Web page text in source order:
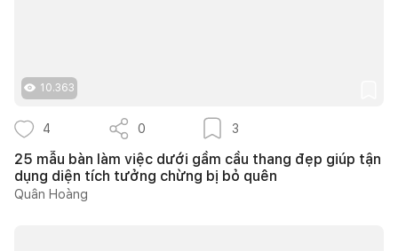
10.363
4 0 3
25 mẫu bàn làm việc dưới gầm cầu thang đẹp giúp tận
dụng diện tích tưởng chừng bị bỏ quên
Quân Hoàng